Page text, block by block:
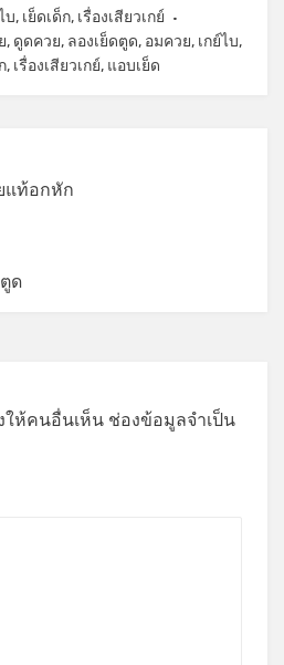
บ, เย็ดเด็ก, เรื่องเสียวเกย์
, ดูดควย, ลองเย็ดตูด, อมควย, เกย์ไบ,
, เรื่องเสียวเกย์, แอบเย็ด
แท้อกหัก
ด
ให้คนอื่นเห็น ช่องข้อมูลจำเป็น